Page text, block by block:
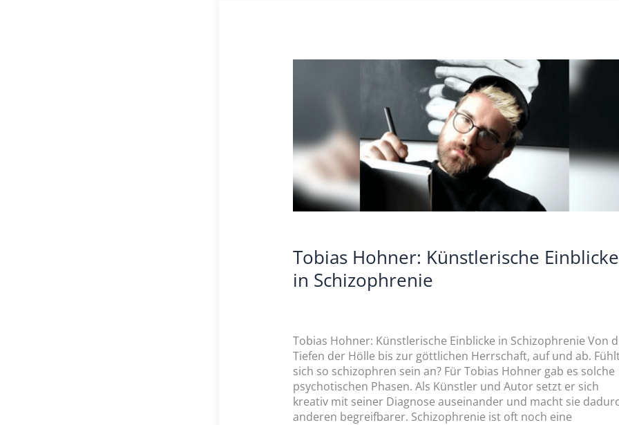
Tobias Hohner: Künstlerische Einblicke
in Schizophrenie
Tobias Hohner: Künstlerische Einblicke in Schizophrenie Von
Tiefen der Hölle bis zur göttlichen Herrschaft, auf und ab.
sich so schizophren sein an? Für Tobias Hohner gab es solche
psychotischen Phasen. Als Künstler und Autor setzt er sich
kreativ mit seiner Diagnose auseinander und macht sie
anderen begreifbarer. Schizophrenie ist oft noch eine
Schizophrenie